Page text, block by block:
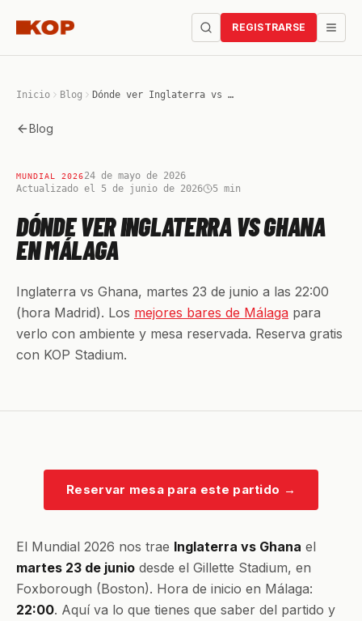
REGISTRARSE
Inicio Blog Dónde ver Inglaterra vs Ghana en Málaga
Blog
MUNDIAL 202624 de mayo de 2026
Actualizado el 5 de junio de 2026
5 min
DÓNDE VER INGLATERRA VS GHANA
EN MÁLAGA
Inglaterra vs Ghana, martes 23 de junio a las 22:00
(hora Madrid). Los mejores bares de Málaga para
verlo con ambiente y mesa reservada. Reserva gratis
con KOP Stadium.
Reservar mesa para este partido →
El Mundial 2026 nos trae Inglaterra vs Ghana el
martes 23 de junio desde el Gillette Stadium, en
Foxborough (Boston). Hora de inicio en Málaga:
22:00. Aquí va lo que tienes que saber del partido y